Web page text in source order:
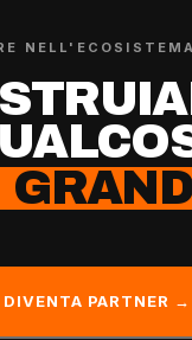
DIVENTA PARTNER →